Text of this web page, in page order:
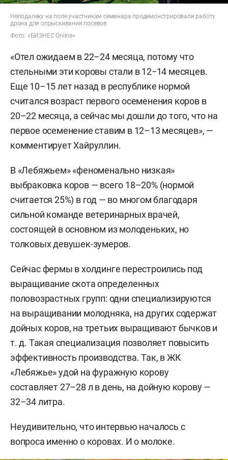
Неподалеку на поле участникам семинара продемонстрировали работу
дрона для опрыскивания посевов
Фото: «БИЗНЕС Online»
«Отел ожидаем в 22–24 месяца, потому что
стельными эти коровы стали в 12−14 месяцев.
Еще 10–15 лет назад в республике нормой
считался возраст первого осеменения коров в
20–22 месяца, а сейчас мы дошли до того, что на
первое осеменение ставим в 12–13 месяцев», —
комментирует Хайруллин.
В «Лебяжьем» «феноменально низкая»
выбраковка коров — всего 18–20% (нормой
считается 25%) в год — во многом благодаря
сильной команде ветеринарных врачей,
состоящей в основном из молоденьких, но
толковых девушек-зумеров.
Сейчас фермы в холдинге перестроились под
выращивание скота определенных
половозрастных групп: одни специализируются
на выращивании молодняка, на других содержат
дойных коров, на третьих выращивают бычков и
т. д. Такая специализация позволяет повысить
эффективность производства. Так, в ЖК
«Лебяжье» удой на фуражную корову
составляет 27–28 л в день, на дойную корову —
32–34 литра.
Неудивительно, что интервью началось с
вопроса именно о коровах. И о молоке.